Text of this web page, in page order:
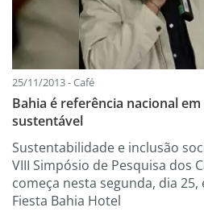
25/11/2013 - Café
Bahia é referência nacional
sustentável
Sustentabilidade e inclusão
VIII Simpósio de Pesquisa dos
começa nesta segunda, dia 25,
Fiesta Bahia Hotel